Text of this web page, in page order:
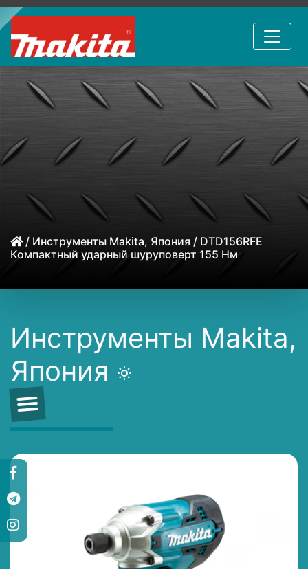
/ Инструменты Makita, Япония / DTD156RFE
Компактный ударный шуруповерт 155 Нм
Инструменты Makita,
Япония